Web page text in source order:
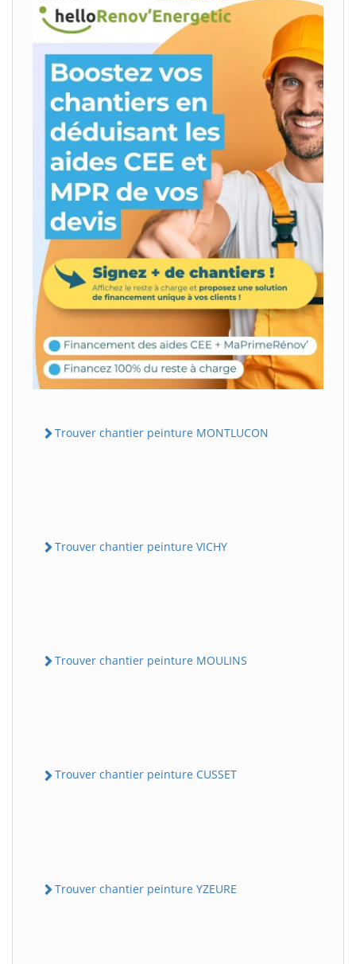
Trouver chantier peinture MONTLUCON
Trouver chantier peinture VICHY
Trouver chantier peinture MOULINS
Trouver chantier peinture CUSSET
Trouver chantier peinture YZEURE